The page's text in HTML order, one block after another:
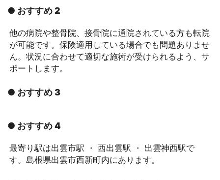
● おすすめ 2
他の病院や整骨院、接骨院に通院されている方も転院
が可能です。保険適用している場合でも問題ありませ
ん。状況に合わせて適切な施術が受けられるよう、サ
ポートします。
● おすすめ 3
● おすすめ 4
最寄り駅は出雲市駅 ・ 西出雲駅 ・ 出雲神西駅で
す。島根県出雲市西新町内にあります。